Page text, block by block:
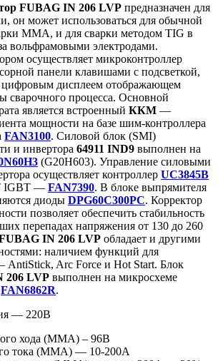
FUBAG IN 206 LVP предназначен для
он может использоваться для обычной
MMA, и для сварки методом TIG в
вольфрамовыми электродами.
осуществляет микроконтроллер
панели клавишами с подсветкой,
дисплеем отображающем
сварочного процесса. Основной
является встроенный ККМ —
мощности на базе шим-контроллера
FAN3100. Силовой блок (SMI)
и инвертора 64911 IND9 выполнен на
(G20H603). Управление силовыми
осуществляет контроллер UC3845B
IGBT — FAN7390. В блоке выпрямителя
диоды DPG60C300PC. Корректор
позволяет обеспечить стабильность
перепадах напряжения от 130 до 260
IN 206 LVP обладает и другими
наличием функций для
AntiStick, Arc Force и Hot Start. Блок
206 LVP выполнен на микросхеме
FAN6862R.
— 220В
хода (MMA) – 96В
тока (MMA) — 10-200А